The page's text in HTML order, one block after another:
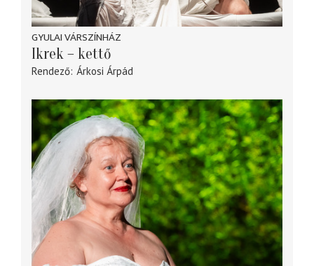
GYULAI VÁRSZÍNHÁZ
Ikrek – kettő
Rendező Árkosi Árpád